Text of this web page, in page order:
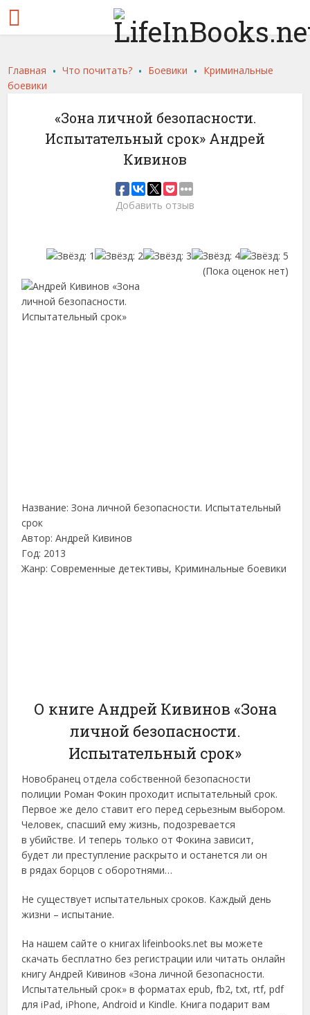
Главная .Что почитать? . Боевики . Криминальные
боевики
«Зона личной безопасности.
Испытательный срок» Андрей
Кивинов
Добавить отзыв
(Пока оценок нет)
Название: Зона личной безопасности. Испытательный
срок
Автор: Андрей Кивинов
Год: 2013
Жанр: Современные детективы, Криминальные боевики
О книге Андрей Кивинов «Зона
личной безопасности.
Испытательный срок»
Новобранец отдела собственной безопасности
полиции Роман Фокин проходит испытательный срок.
Первое же дело ставит его перед серьезным выбором.
Человек, спасший ему жизнь, подозревается
в убийстве. И теперь только от Фокина зависит,
будет ли преступление раскрыто и останется ли он
в рядах борцов с оборотнями…
Не существует испытательных сроков. Каждый день
жизни – испытание.
На нашем сайте о книгах lifeinbooks.net вы можете
скачать бесплатно без регистрации или читать онлайн
книгу Андрей Кивинов «Зона личной безопасности.
Испытательный срок» в форматах epub, fb2, txt, rtf, pdf
для iPad, iPhone, Android и Kindle. Книга подарит вам